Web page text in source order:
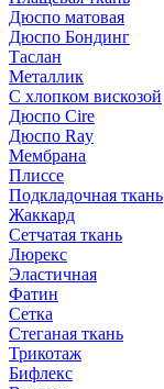
Дюспо матовая
Дюспо Бондинг
Таслан
Металлик
С хлопком вискозой
Дюспо Cire
Дюспо Ray
Мембрана
Плиссе
Подкладочная ткань
Жаккард
Сетчатая ткань
Люрекс
Эластичная
Фатин
Сетка
Стеганая ткань
Трикотаж
Бифлекс